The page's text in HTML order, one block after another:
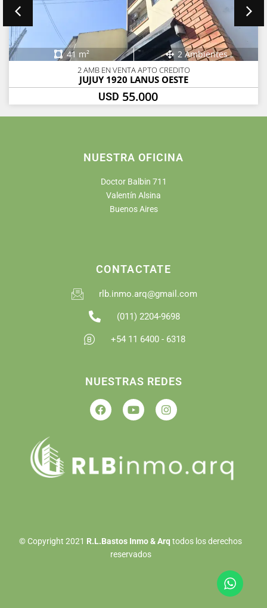
41 m² 2 Ambientes
2 AMB EN VENTA APTO CREDITO
JUJUY 1920 LANUS OESTE
USD 55.000
NUESTRA OFICINA
Doctor Balbin 711
Valentín Alsina
Buenos Aires
CONTACTATE
rlb.inmo.arq@gmail.com
(011) 2204-9698
+54 11 6400 - 6318
NUESTRAS REDES
©Copyright 2021 R.L.Bastos Inmo & Arq todos los derechos
reservados